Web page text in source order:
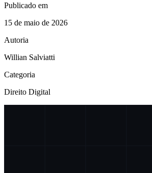
Publicado em
15 de maio de 2026
Autoria
Willian Salviatti
Categoria
Direito Digital